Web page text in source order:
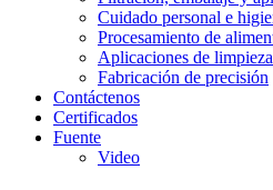
Cuidado personal e
Procesamiento de
Aplicaciones de
Fabricación de precisión
Contáctenos
Certificados
Fuente
Video